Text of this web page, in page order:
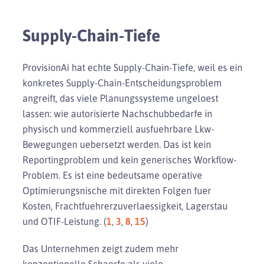
Supply-Chain-Tiefe
ProvisionAi hat echte Supply-Chain-Tiefe, weil es ein
konkretes Supply-Chain-Entscheidungsproblem
angreift, das viele Planungssysteme ungeloest
lassen: wie autorisierte Nachschubbedarfe in
physisch und kommerziell ausfuehrbare Lkw-
Bewegungen uebersetzt werden. Das ist kein
Reportingproblem und kein generisches Workflow-
Problem. Es ist eine bedeutsame operative
Optimierungsnische mit direkten Folgen fuer
Kosten, Frachtfuehrerzuverlaessigkeit, Lagerstau
und OTIF-Leistung. (1, 3, 8, 15)
Das Unternehmen zeigt zudem mehr